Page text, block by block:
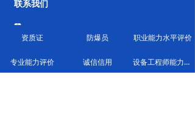
联系我们
넓
手机：13834224750
电话：0351-3197608
넓
끐
녆 邮编：030009
资质证 防爆员 职业能力水平评价
专业能力评价 诚信信用 设备工程师能力评价